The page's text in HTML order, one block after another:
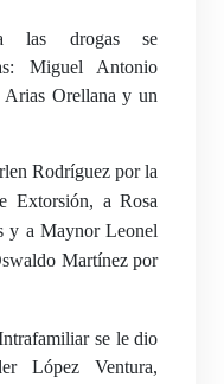
las drogas se
Miguel Antonio
Arias Orellana y un
Rodríguez por la
Extorsión, a Rosa
y a Maynor Leonel
Martínez por
se le dio
López Ventura,